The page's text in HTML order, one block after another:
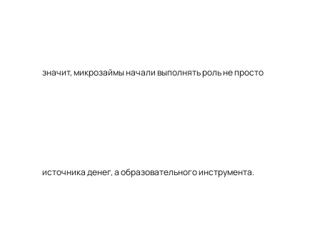
значит, микрозаймы начали выполнять роль не просто
источника денег, а образовательного инструмента.